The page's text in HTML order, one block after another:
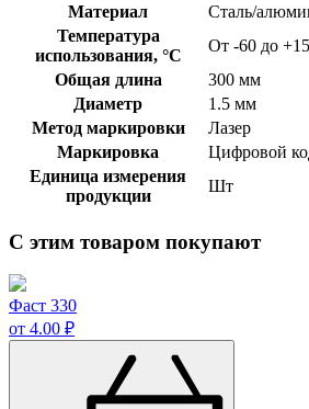
Материал
Сталь/
Температура
использования, °C
От -60 до
Общая длина
300 мм
Диаметр
1.5 мм
Метод маркировки
Лазер
Маркировка
Цифровой
Единица измерения
продукции
Шт
С этим товаром покупают
Фаст 330
от 4.00 ₽